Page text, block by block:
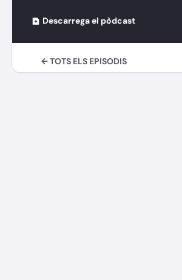
Descarrega el pòdcast
← TOTS ELS EPISODIS